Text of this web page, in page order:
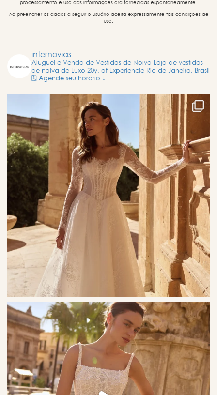
processamento e uso das informações ora fornecidas espontaneamente.
Ao preencher os dados a seguir o usuário aceita expressamente tais condições de
uso.
internovias
Aluguel e Venda de Vestidos de Noiva Loja de vestidos
de noiva de Luxo 20y. of Experiencie Rio de Janeiro, Brasil
🗓️ Agende seu horário ↓